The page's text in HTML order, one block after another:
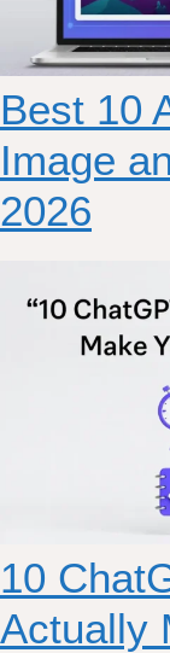
Best 10
Image
2026
10
Actually